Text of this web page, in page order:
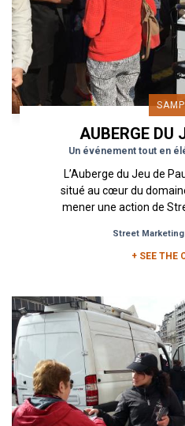
AUBERGE DU
Un événement tout en
L’Auberge du Jeu de
situé au cœur du
mener une action de
Street Marketing
+ SEE THE